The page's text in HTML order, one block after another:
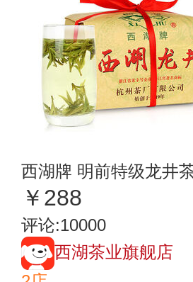
西湖牌 明前特级龙井
￥288
评论:10000
西湖茶业旗舰店